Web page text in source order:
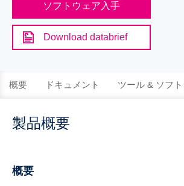
ソフトウェア入手
Download databrief
概要 ドキュメント ツール & ソフ
製品概要
概要